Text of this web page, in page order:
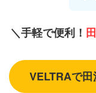
＼手軽で便利！
VELTRAで